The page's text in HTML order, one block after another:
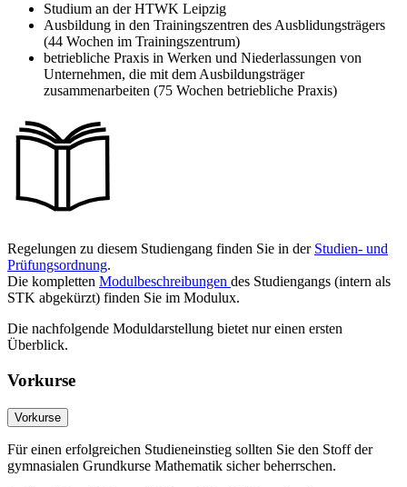
Studium an der HTWK Leipzig
Ausbildung in den Trainingszentren des Ausblidungsträgers
(44 Wochen im Trainingszentrum)
betriebliche Praxis in Werken und Niederlassungen von
Unternehmen, die mit dem Ausbildungsträger
zusammenarbeiten (75 Wochen betriebliche Praxis)
Regelungen zu diesem Studiengang finden Sie in der Studien- und
Prüfungsordnung.
Die kompletten Modulbeschreibungen des Studiengangs (intern als
STK abgekürzt) finden Sie im Modulux.
Die nachfolgende Moduldarstellung bietet nur einen ersten
Überblick.
Vorkurse
Vorkurse
Für einen erfolgreichen Studieneinstieg sollten Sie den Stoff der
gymnasialen Grundkurse Mathematik sicher beherrschen.